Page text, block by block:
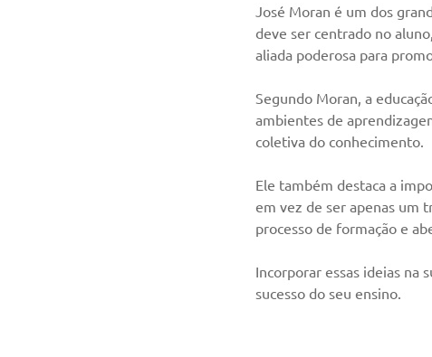
José Moran é um dos
deve ser centrado no
aliada poderosa para
Segundo Moran, a
ambientes de
coletiva do conhecimento.
Ele também destaca a
em vez de ser apenas um
processo de formação e
Incorporar essas ideias na
sucesso do seu ensino.